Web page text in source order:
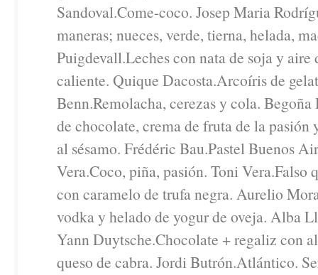
Sandoval.Come-coco. Josep Maria
maneras; nueces, verde, tierna, helada,
Puigdevall.Leches con nata de soja y aire
caliente. Quique Dacosta.Arcoíris de
Benn.Remolacha, cerezas y cola.
de chocolate, crema de fruta de la pasión
al sésamo. Frédéric Bau.Pastel Buenos
Vera.Coco, piña, pasión. Toni Vera.Falso
con caramelo de trufa negra. Aurelio
vodka y helado de yogur de oveja. Alba
Yann Duytsche.Chocolate + regaliz con
queso de cabra. Jordi Butrón.Atlántico.